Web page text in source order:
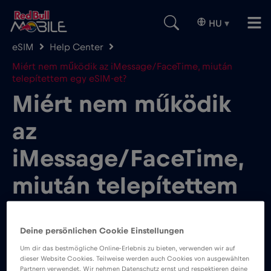
HU ▾
eSIM
Help Center
Miért nem működik az iMessage/FaceTime, miután
telepítettem egy eSIM-et?
Miért nem működik
az
iMessage/FaceTime,
miután telepítettem
Deine persönlichen Cookie Einstellungen
Um dir das bestmögliche Online-Erlebnis zu bieten, verwenden wir auf
dieser Website Cookies. Teilweise werden auch Cookies von ausgewählten
Partnern verwendet. Wir nehmen Datenschutz ernst und respektieren deine